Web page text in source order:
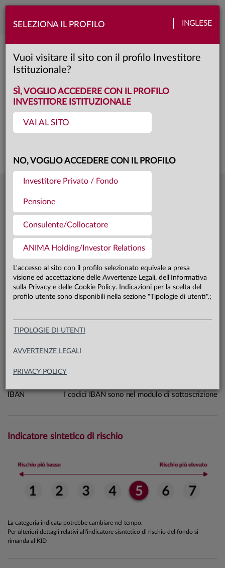
SELEZIONA IL PROFILO INGLESE
Vuoi visitare il sito con il profilo Investitore
Istituzionale?
SÌ, VOGLIO ACCEDERE CON IL PROFILO
INVESTITORE ISTITUZIONALE
VAI AL SITO
NO, VOGLIO ACCEDERE CON IL PROFILO
Investitore Privato / Fondo
Pensione
Consulente/Collocatore
ANIMA Holding/Investor Relations
L'accesso al sito con il profilo selezionato equivale a presa
visione ed accettazione delle Avvertenze Legali, dell'Informativa
sulla Privacy e delle Cookie Policy. Indicazioni per la scelta del
profilo utente sono disponibili nella sezione "Tipologie di utenti".;
TIPOLOGIE DI UTENTI
AVVERTENZE LEGALI
PRIVACY POLICY
Toggle
ANIMA Emerging Markets Equity
Classe: Silver
Questa è una comunicazione di marketing. Si prega di consultare il prospetto e
Ultima quota
04.08.26
Patrimonio fondo31.07.26
Patrimonio classe Silver 31.07.26
Carta di identità
Linea
Mercati
Macrocategoria
Domicilio
Data di avvio
IBAN
I codici IBAN sono nel modulo di sottoscrizione
Indicatore sintetico di rischio
La categoria indicata potrebbe cambiare nel tempo.
Per ulteriori dettagli relativi all'indicatore sisntetico di rischio del fondo si
rimanda al KID